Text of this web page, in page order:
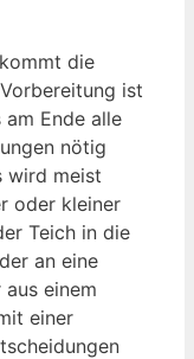
die
ist
Ende alle
nötig
wird meist
oder kleiner
Teich in die
an eine
einem
einer